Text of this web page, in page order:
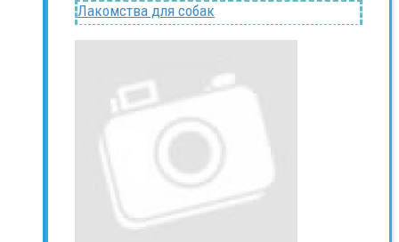
Лакомства для собак